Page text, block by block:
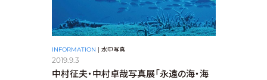
INFORMATION | 水中写真
2019.9.3
中村征夫・中村卓哉写真展「永遠の海・海